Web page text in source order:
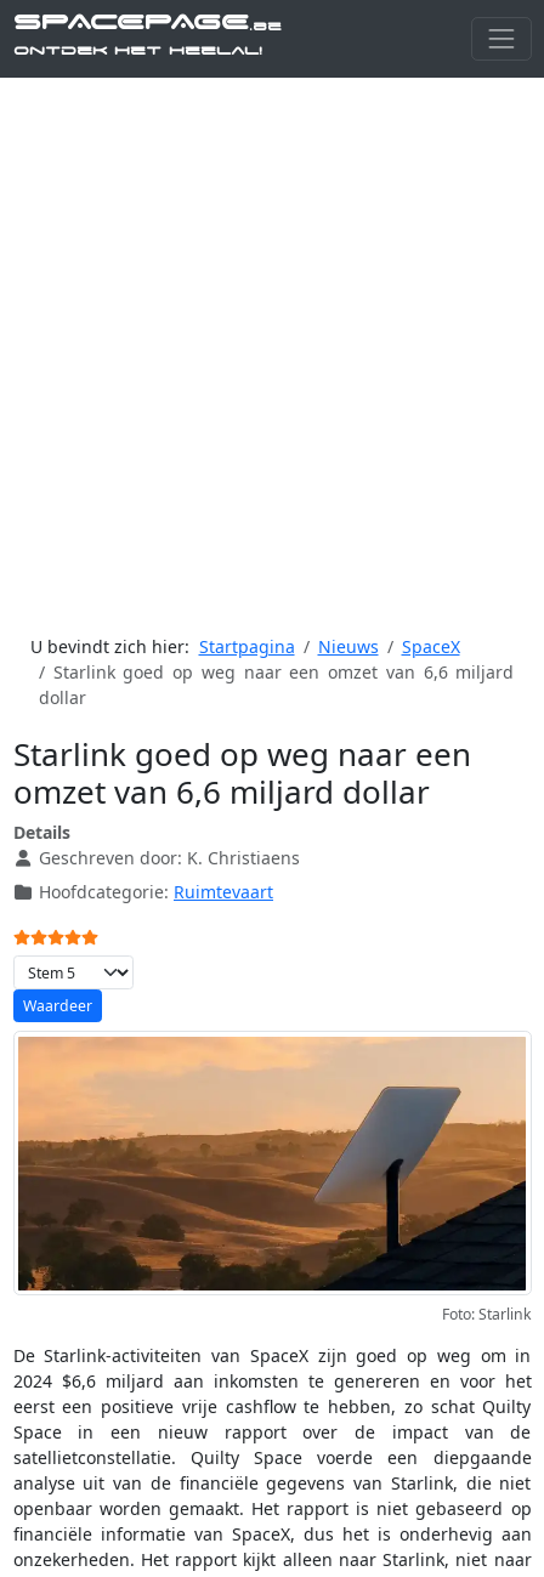
SPACEPAGE.be
Ontdek het heelal!
U bevindt zich hier: Startpagina Nieuws
SpaceX
Starlink goed op weg naar een omzet van 6,6 miljard
dollar
Starlink goed op weg naar een
omzet van 6,6 miljard dollar
Details
Geschreven door: K. Christiaens
Hoofdcategorie: Ruimtevaart
Gebruikerswaardering:
Voeg waardering toe
Foto: Starlink
De Starlink-activiteiten van SpaceX zijn goed op weg om in
2024 $6,6 miljard aan inkomsten te genereren en voor het
eerst een positieve vrije cashflow te hebben, zo schat Quilty
Space in een nieuw rapport over de impact van de
satellietconstellatie. Quilty Space voerde een diepgaande
analyse uit van de financiële gegevens van Starlink, die niet
openbaar worden gemaakt. Het rapport is niet gebaseerd op
financiële informatie van SpaceX, dus het is onderhevig aan
onzekerheden. Het rapport kijkt alleen naar Starlink, niet naar